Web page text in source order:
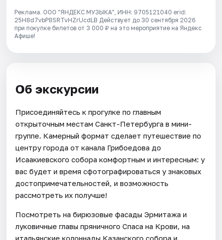
Реклама. ООО "ЯНДЕКС МУЗЫКА", ИНН: 9705121040 erid:
25H8d7vbP8SRTvHZrUcdLB Действует до 30 сентября 2026
при покупке билетов от 3 000 ₽ на это мероприятие на Яндекс
Афише!
Об экскурсии
Присоединяйтесь к прогулке по главным
открыточным местам Санкт-Петербурга в мини-
группе. Камерный формат сделает путешествие по
центру города от канала Грибоедова до
Исаакиевского собора комфортным и интересным: у
вас будет и время сфотографироваться у знаковых
достопримечательностей, и возможность
рассмотреть их получше!
Посмотреть на бирюзовые фасады Эрмитажа и
луковичные главы пряничного Спаса на Крови, на
итальянские колоннады Казанского собора и